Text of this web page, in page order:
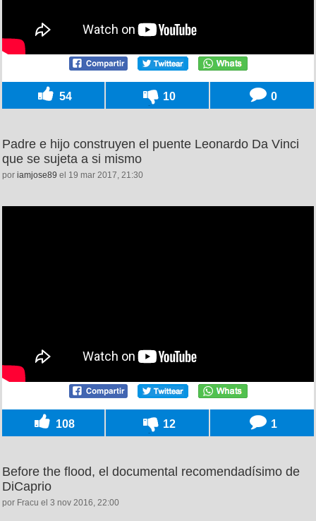
54 10 0
Padre e hijo construyen el puente Leonardo Da Vinci
que se sujeta a si mismo
por iamjose89 el 19 mar 2017, 21:30
108 12 1
Before the flood, el documental recomendadísimo de
DiCaprio
por Fracu el 3 nov 2016, 22:00